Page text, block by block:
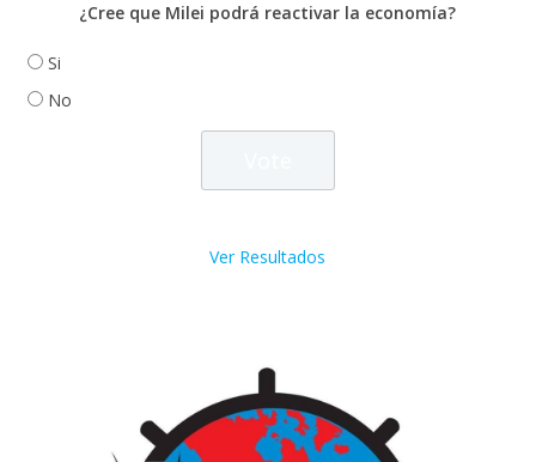
¿Cree que Milei podrá reactivar la economía?
Si
No
Ver Resultados